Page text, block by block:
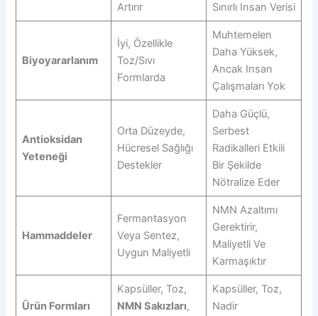
Artırır
Sınırlı Insan Verisi
Biyoyararlanım
İyi, Özellikle
Toz/sıvı
Formlarda
Muhtemelen
Daha Yüksek,
Ancak Insan
Çalışmaları Yok
Antioksidan
Yeteneği
Orta Düzeyde,
Hücresel Sağlığı
Destekler
Daha Güçlü,
Serbest
Radikalleri Etkili
Bir Şekilde
Nötralize Eder
Hammaddeler
Fermantasyon
Veya Sentez,
Uygun Maliyetli
NMN Azaltımı
Gerektirir,
Maliyetli Ve
Karmaşıktır
Ürün Formları
Kapsüller, Toz,
NMN Sakızları,
Kapsüller, Toz,
Nadir